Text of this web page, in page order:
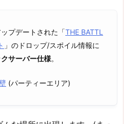
プデートされた「THE BATTL
」のドロップ/スポイル情報に
サーバー仕様。
(パーティーエリア)